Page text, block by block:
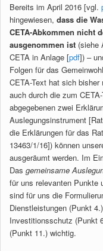
Bereits im April 2016 [vgl.
hingewiesen, dass die
CETA-Abkommen nicht
ausgenommen ist (siehe
CETA in Anlage [pdf]) –
Folgen für das
CETA-Text hat sich
auch durch die zum
abgegebenen zwei
Auslegungsinstrument
die Erklärungen für das
13463/1/16]) können
ausgeräumt werden. Im
Das gemeinsame
für uns relevanten Punkte
sind für uns die
Dienstleistungen (Punkt
Investitionsschutz (Punkt
(Punkt 11.) wichtig.